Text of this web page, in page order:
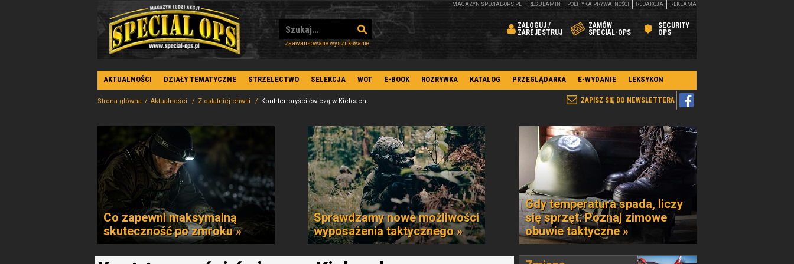
zaawansowane wyszukiwanie
ZALOGUJ /
ZAREJESTRUJ
ZAMÓW
SPECIAL-OPS
SECURITY
OPS
MAGAZYN SPECIAL-OPS.PL REGULAMIN POLITYKA PRYWATNOŚCI REDAKCJA REKLAMA
AKTUALNOŚCI DZIAŁY TEMATYCZNE STRZELECTWO SELEKCJA WOT E-BOOK ROZRYWKA KATALOG PRZEGLĄDARKA E-WYDANIE LEKSYKON
ZAPISZ SIĘ DO NEWSLETTERA
Strona główna Aktualności Z ostatniej chwili Kontrterroryści ćwiczą w Kielcach
Co zapewni maksymalną
skuteczność po zmroku »
Sprawdzamy nowe możliwości
wyposażenia taktycznego »
Gdy temperatura spada, liczy
się sprzęt. Poznaj zimowe
obuwie taktyczne »